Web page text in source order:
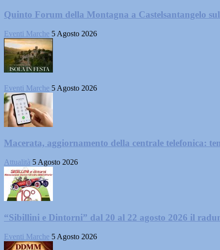
Quinto Forum della Montagna a Castelsantangelo
Eventi Marche 5 Agosto 2026
Eventi Marche 5 Agosto 2026
Macerata, aggiornamento della centrale telefonica:
Attualità 5 Agosto 2026
“Sibillini e Dintorni” dal 20 al 22 agosto 2026 il
Eventi Marche 5 Agosto 2026